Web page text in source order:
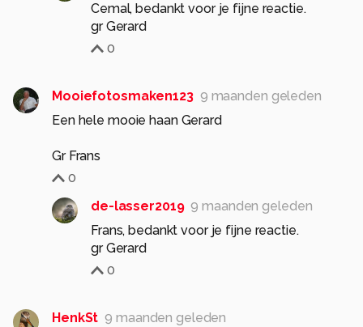
Cemal, bedankt voor je fijne reactie.
0
Mooiefotosmaken123 9 maanden geleden
Een hele mooie haan Gerard
Gr Frans
0
de-lasser2019 9 maanden geleden
Frans, bedankt voor je fijne reactie.
0
HenkSt 9 maanden geleden